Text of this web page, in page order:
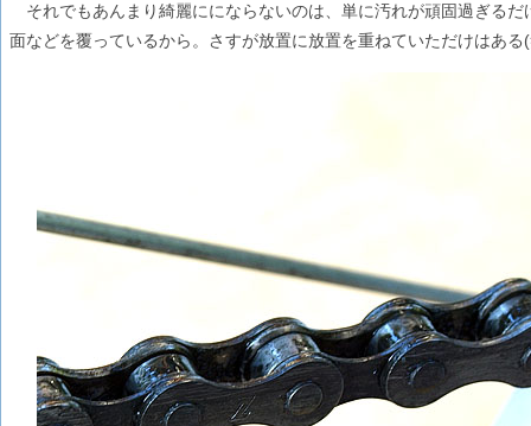
それでもあんまり綺麗ににならないのは、単に汚れが頑固過ぎる
面などを覆っているから。さすが放置に放置を重ねていただけはある